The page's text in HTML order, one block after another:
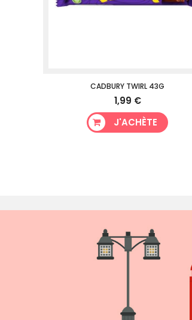
CADBURY TWIRL 43G
1,99 €
J'ACHÈTE